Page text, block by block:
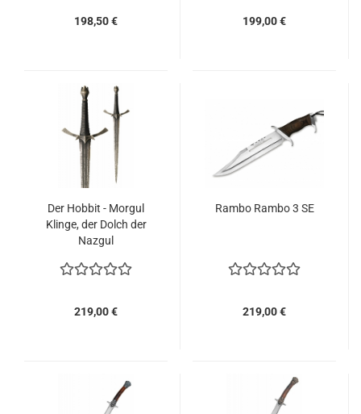
198,50 € 199,00 €
Der Hobbit - Morgul
Klinge, der Dolch der
Nazgul
219,00 €
Rambo Rambo 3 SE
219,00 €